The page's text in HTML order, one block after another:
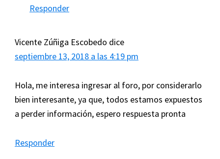
Responder
Vicente Zúñiga Escobedo dice
septiembre 13, 2018 a las 4:19 pm
Hola, me interesa ingresar al foro, por considerarlo
bien interesante, ya que, todos estamos expuestos
a perder información, espero respuesta pronta
Responder